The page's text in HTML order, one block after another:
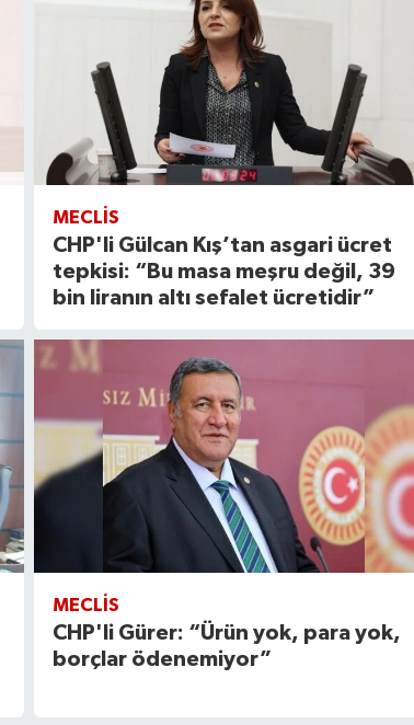
MECLIS
CHP'li Gülcan Kış’tan asgari ücret
tepkisi: “Bu masa meşru değil, 39
bin liranın altı sefalet ücretidir”
MECLIS
CHP'li Gürer: “Ürün yok, para yok,
borçlar ödenemiyor”